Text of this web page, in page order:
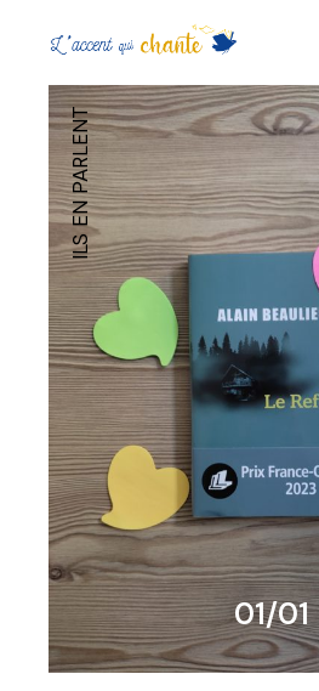
01/01
ILS EN PARLENT